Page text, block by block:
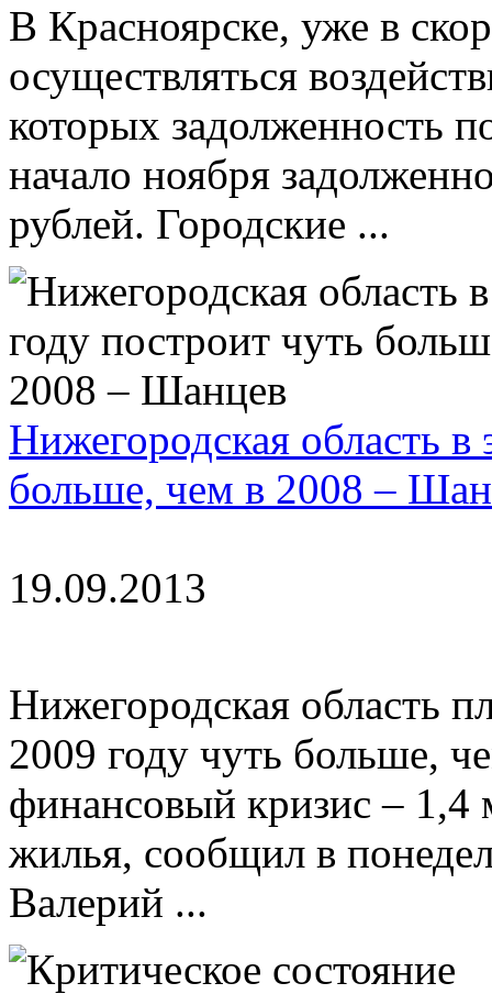
В Красноярске, уже в
осуществляться
которых задолженность
начало ноября
рублей. Городские ...
Нижегородская область в
больше, чем в 2008 –
19.09.2013
Нижегородская область
2009 году чуть больше,
финансовый кризис – 1,4
жилья, сообщил в
Валерий ...